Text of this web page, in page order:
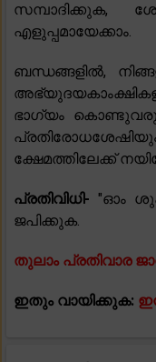
സമ്പാദിക്കുക,
എളുപ്പമായേക്കാം.
ബന്ധങ്ങളിൽ,
ഭാഗ്യം
ക്ഷേമത്തിലേക്ക്
പ്രതിവിധി- "ഓം
ജപിക്കുക.
തുലാം പ്രതിവാര
ഇതും വായിക്കുക: